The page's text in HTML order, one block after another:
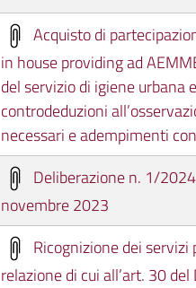
Acquisto di
in house providing ad
del servizio di igiene urbana
controdeduzioni
necessari e adempimenti
Deliberazione n. 1/
novembre 2023
Ricognizione dei
relazione di cui all’art. 30